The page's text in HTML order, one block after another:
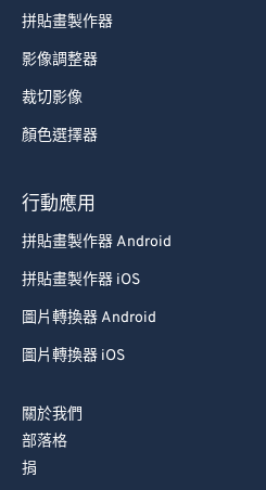
拼貼畫製作器
影像調整器
裁切影像
顏色選擇器
行動應用
拼貼畫製作器 Android
拼貼畫製作器 iOS
圖片轉換器 Android
圖片轉換器 iOS
關於我們
部落格
捐